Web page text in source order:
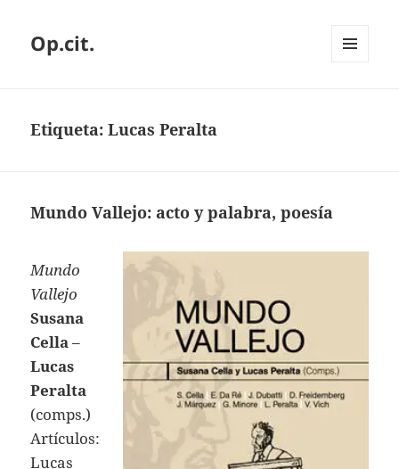
Op.cit.
Etiqueta:Lucas Peralta
Mundo Vallejo: acto y palabra, poesía
Mundo
Vallejo
Susana
Cella–
Lucas
Peralta
(comps.)
Artículos:
Lucas